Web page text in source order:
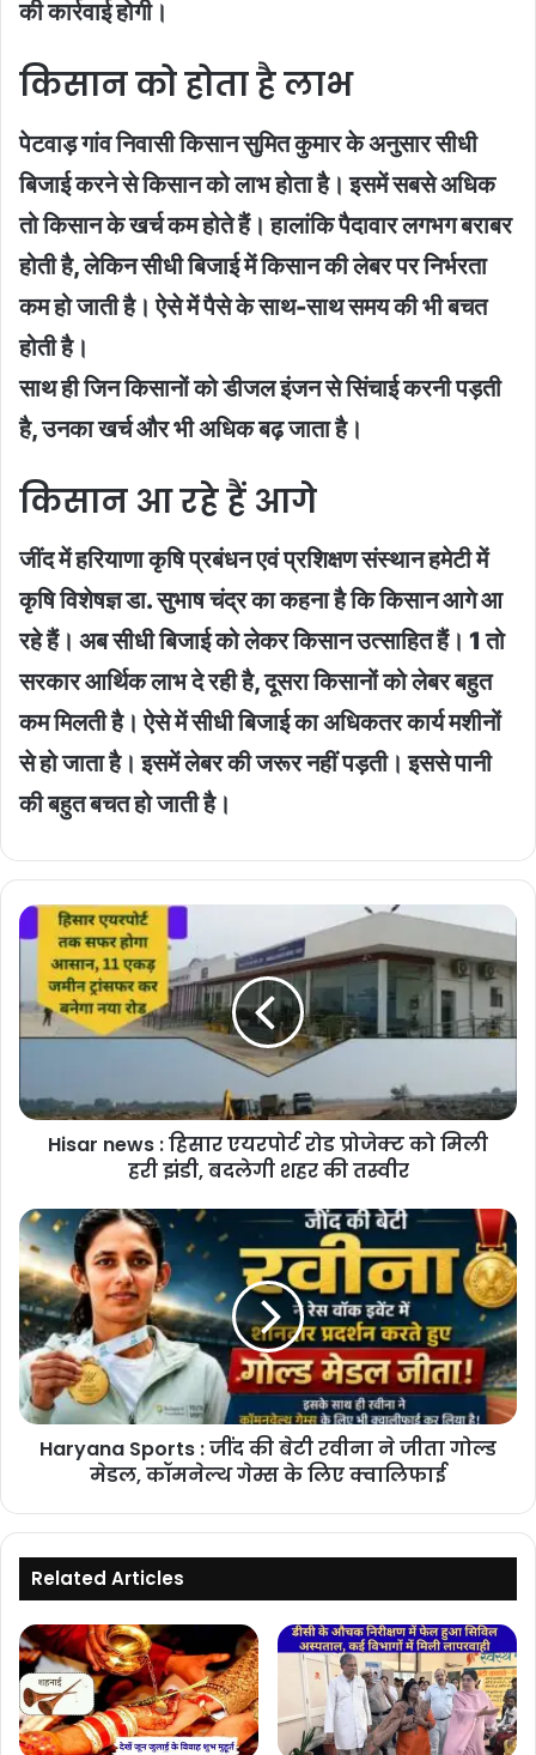
की कार्रवाई होगी।
किसान को होता है लाभ
पेटवाड़ गांव निवासी किसान सुमित कुमार के अनुसार सीधी
बिजाई करने से किसान को लाभ होता है। इसमें सबसे अधिक
तो किसान के खर्च कम होते हैं। हालांकि पैदावार लगभग बराबर
होती है, लेकिन सीधी बिजाई में किसान की लेबर पर निर्भरता
कम हो जाती है। ऐसे में पैसे के साथ-साथ समय की भी बचत
होती है।
साथ ही जिन किसानों को डीजल इंजन से सिंचाई करनी पड़ती
है, उनका खर्च और भी अधिक बढ़ जाता है।
किसान आ रहे हैं आगे
जींद में हरियाणा कृषि प्रबंधन एवं प्रशिक्षण संस्थान हमेटी में
कृषि विशेषज्ञ डा. सुभाष चंद्र का कहना है कि किसान आगे आ
रहे हैं। अब सीधी बिजाई को लेकर किसान उत्साहित हैं। 1 तो
सरकार आर्थिक लाभ दे रही है, दूसरा किसानों को लेबर बहुत
कम मिलती है। ऐसे में सीधी बिजाई का अधिकतर कार्य मशीनों
से हो जाता है। इसमें लेबर की जरूर नहीं पड़ती। इससे पानी
की बहुत बचत हो जाती है।
Hisar
news
हिसार
एयरपोर्ट
रोड
मिली
शहर
की
तस्वीर
Hisar news : हिसार एयरपोर्ट रोड प्रोजेक्ट को मिली
हरी झंडी, बदलेगी शहर की तस्वीर
Haryana
Sports
:
जींद
की
बेटी
रवीना
ने
जीता
गोल्ड
लिए
क्वालिफाई
Haryana Sports : जींद की बेटी रवीना ने जीता गोल्ड
मेडल, कॉमनेल्थ गेम्स के लिए क्वालिफाई
Related Articles